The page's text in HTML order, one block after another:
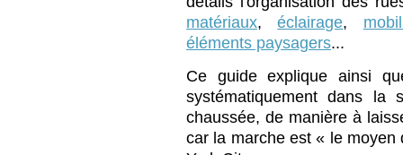
matériaux,éclairage,
éléments paysagers...
Ce guide explique ainsi
systématiquement dans
chaussée, de manière à
car la marche est « le